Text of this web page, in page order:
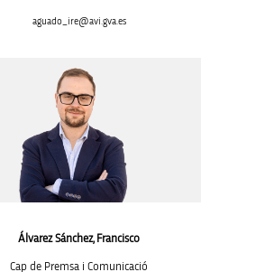
aguado_ire@avi.gva.es
Álvarez Sánchez, Francisco
Cap de Premsa i Comunicació